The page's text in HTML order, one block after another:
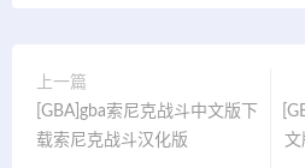
上一篇
[GBA]gba索尼克战斗中文版下
载索尼克战斗汉化版
文